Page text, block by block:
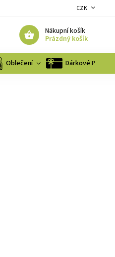
CZK
Nákupní košík
Prázdný košík
Oblečení Dárkové